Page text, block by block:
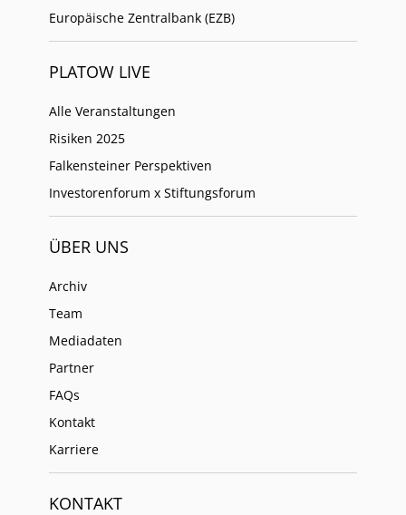
Europäische Zentralbank (EZB)
PLATOW LIVE
Alle Veranstaltungen
Risiken 2025
Falkensteiner Perspektiven
Investorenforum x Stiftungsforum
ÜBER UNS
Archiv
Team
Mediadaten
Partner
FAQs
Kontakt
Karriere
KONTAKT